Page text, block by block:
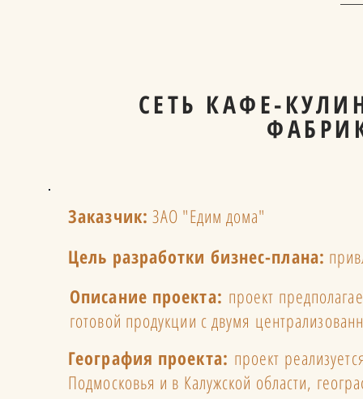
СЕТЬ КАФЕ-
Заказчик: ЗАО "Едим дома"
Цель разработки бизнес-плана:
Описание проекта: проект
готовой продукции с двумя
География проекта: проект
Подмосковья и в Калужской области,